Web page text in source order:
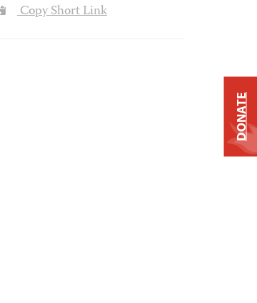
Copy Short Link
DONATE